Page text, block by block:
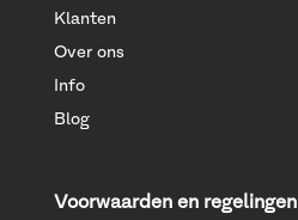
Klanten
Over ons
Info
Blog
Voorwaarden en regelingen